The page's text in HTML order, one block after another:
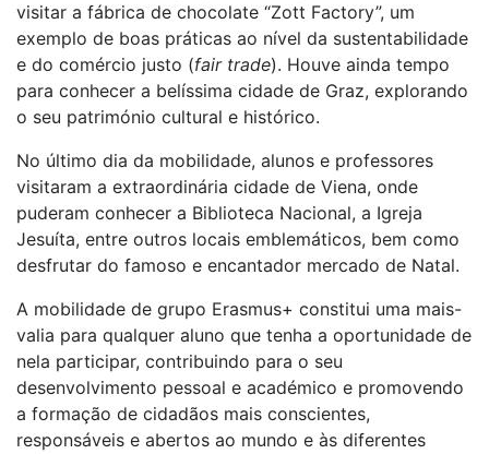
visitar a fábrica de chocolate “Zott Factory”, um
exemplo de boas práticas ao nível da sustentabilidade
e do comércio justo (fair trade). Houve ainda tempo
para conhecer a belíssima cidade de Graz, explorando
o seu património cultural e histórico.
No último dia da mobilidade, alunos e professores
visitaram a extraordinária cidade de Viena, onde
puderam conhecer a Biblioteca Nacional, a Igreja
Jesuíta, entre outros locais emblemáticos, bem como
desfrutar do famoso e encantador mercado de Natal.
A mobilidade de grupo Erasmus+ constitui uma mais-
valia para qualquer aluno que tenha a oportunidade de
nela participar, contribuindo para o seu
desenvolvimento pessoal e académico e promovendo
a formação de cidadãos mais conscientes,
responsáveis e abertos ao mundo e às diferentes